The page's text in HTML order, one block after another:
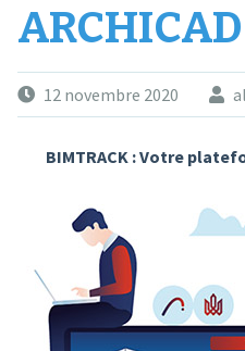
12 novembre 2020
BIMTRACK : Votre